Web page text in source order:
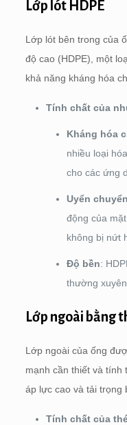
Lớp lót HDPE
Lớp lót bên trong của
độ cao (HDPE), một
khả năng kháng hóa
Tính chất của
Kháng hóa
nhiều loại
cho các ứng
Uyển chuyển
động của
không bị nứt
Độ bền:
thường
Lớp ngoài bằng
Lớp ngoài của ống
mạnh cần thiết và tính
áp lực cao và tải trọng
Tính chất của